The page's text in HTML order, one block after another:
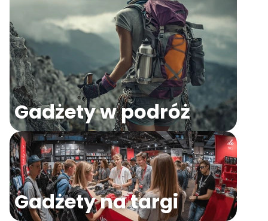
Gadżety w podróż
Gadżety na targi